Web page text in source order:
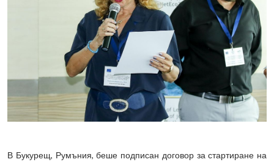
В Букурещ, Румъния, беше подписан договор за стартиране на